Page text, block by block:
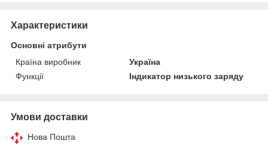
Характеристики
Основні атрибути
Країна виробник
Україна
Функції
Індикатор низького заряду
Умови доставки
Нова Пошта